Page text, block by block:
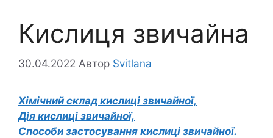
Кислиця звичайна
30.04.2022 Автор Svitlana
Хімічний склад кислиці звичайної,
Дія кислиці звичайної,
Способи застосування кислиці звичайної.